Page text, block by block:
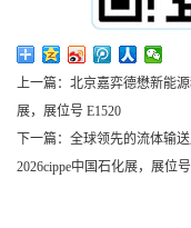
上一篇：北京嘉弈德懋新能
展，展位号 E1520
下一篇：全球领先的流体输
2026cippe中国石化展，展位